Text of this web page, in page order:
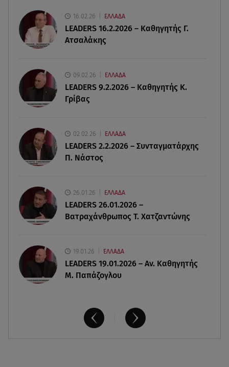
Εορτολόγιο: Ποιοι γιορτάζουν στις 10 Αυγούστου
09.08.26 , 23:50
09.08.26 , 23:20
Greek Mafia: Τα «Σκυλιά» του Έντικ είχαν μέχρι
09.08.26 , 22:58
Φωτιά στην Ηλεία: Καλύτερη η εικόνα της
πυρκαγιάς στο Μουζάκι
Απίστευτη απάτη με «μαϊμού αστυνομικούς» - Το
κόλπο με το 100
16.02.26 ΕΛΛΑΔΑ
LEADERS 16.2.2026 – Καθηγητής Γ.
Ατσαλάκης
09.02.26 ΕΛΛΑΔΑ
LEADERS 9.2.2026 – Καθηγητής Κ.
Γρίβας
02.02.26 ΕΛΛΑΔΑ
LEADERS 2.2.2026 – Συνταγματάρχης
Π. Νάστος
26.01.26 ΕΛΛΑΔΑ
LEADERS 26.01.2026 –
Βατραχάνθρωπος Τ. Χατζαντώνης
19.01.26 ΕΛΛΑΔΑ
LEADERS 19.01.2026 – Αν. Καθηγητής
Μ. Παπάζογλου